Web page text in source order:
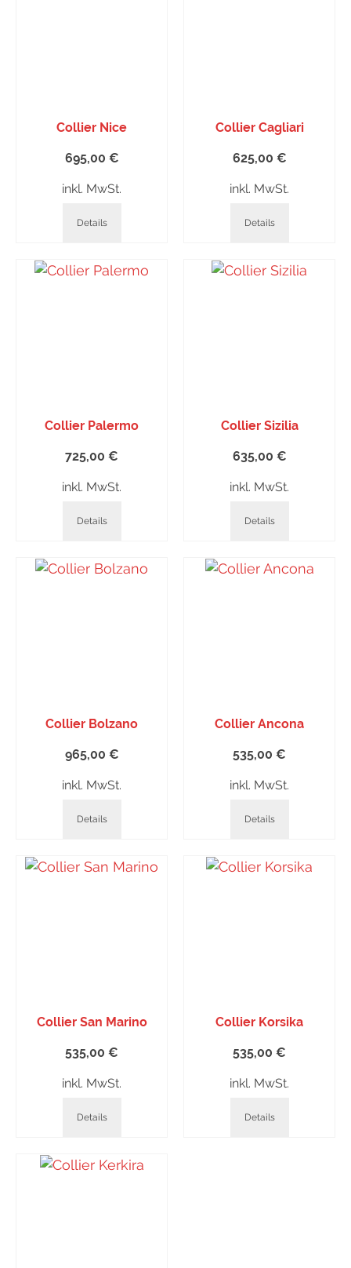
Collier Nice
695,00 €
inkl. MwSt.
Details
Collier Cagliari
625,00 €
inkl. MwSt.
Details
Collier Palermo
725,00 €
inkl. MwSt.
Details
Collier Sizilia
635,00 €
inkl. MwSt.
Details
Collier Bolzano
965,00 €
inkl. MwSt.
Details
Collier Ancona
535,00 €
inkl. MwSt.
Details
Collier San Marino
535,00 €
inkl. MwSt.
Details
Collier Korsika
535,00 €
inkl. MwSt.
Details